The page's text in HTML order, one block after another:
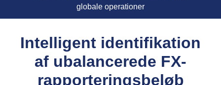
globale operationer
Intelligent identifikation
af ubalancerede FX-
rapporteringsbeløb